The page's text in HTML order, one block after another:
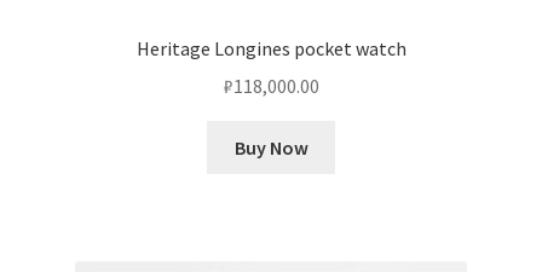
Heritage Longines pocket watch
₽118,000.00
Buy Now